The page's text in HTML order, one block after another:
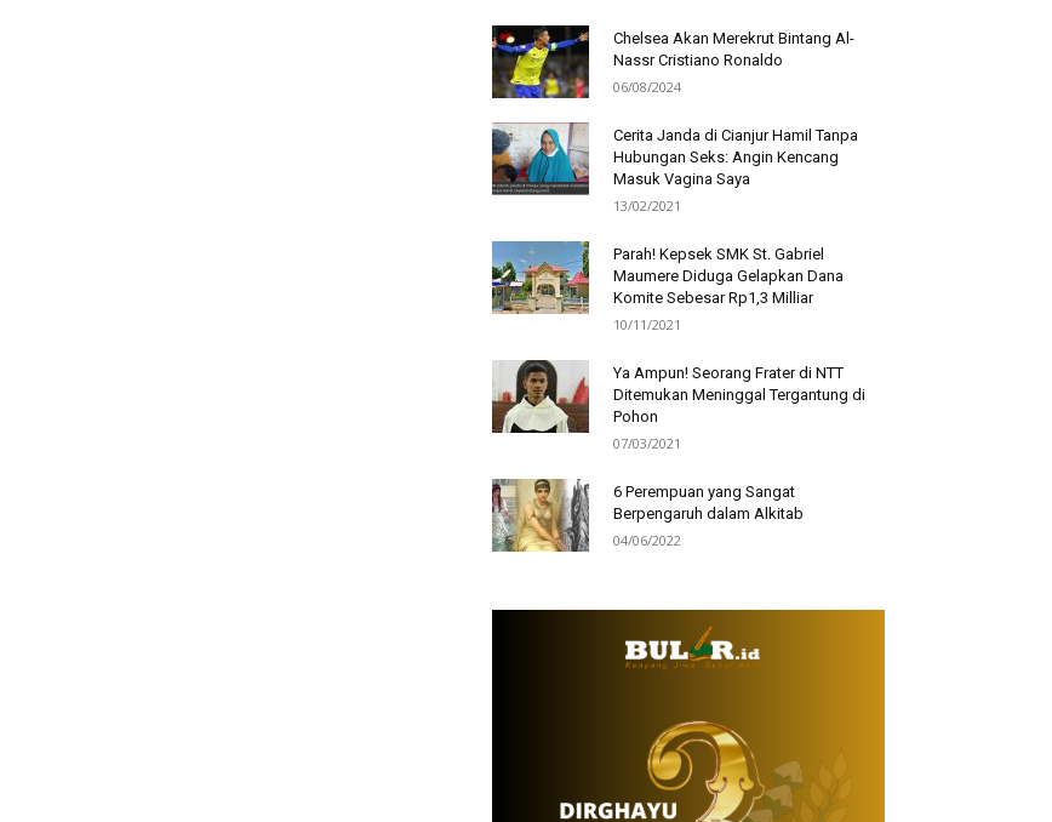
Chelsea Akan Merekrut Bintang Al-
Nassr Cristiano Ronaldo
06/08/2024
Cerita Janda di Cianjur Hamil Tanpa
Hubungan Seks: Angin Kencang
Masuk Vagina Saya
13/02/2021
Parah! Kepsek SMK St. Gabriel
Maumere Diduga Gelapkan Dana
Komite Sebesar Rp1,3 Milliar
10/11/2021
Ya Ampun! Seorang Frater di NTT
Ditemukan Meninggal Tergantung di
Pohon
07/03/2021
6 Perempuan yang Sangat
Berpengaruh dalam Alkitab
04/06/2022